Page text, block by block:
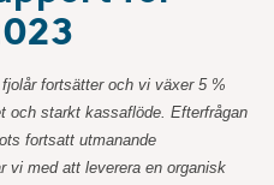
fortsätter och vi växer 5 %
och starkt kassaflöde. Efterfrågan
fortsatt utmanande
vi med att leverera en organisk